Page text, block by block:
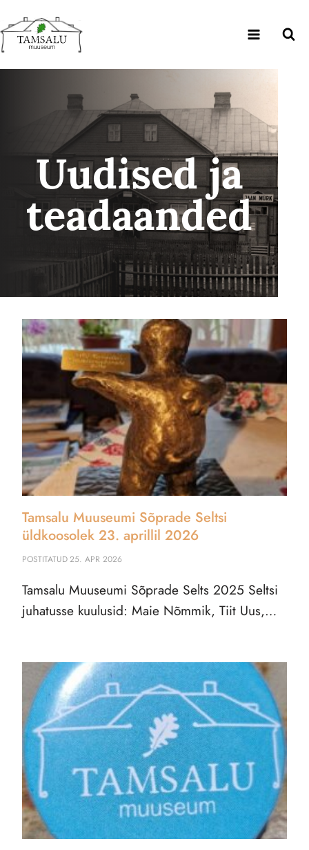
juurde
Uudised ja
teadaanded
Tamsalu Muuseumi Sõprade Seltsi
üldkoosolek 23. aprillil 2026
POSTITATUD25. APR 2026
Tamsalu Muuseumi Sõprade Selts 2025 Seltsi
juhatusse kuulusid: Maie Nõmmik, Tiit Uus,…